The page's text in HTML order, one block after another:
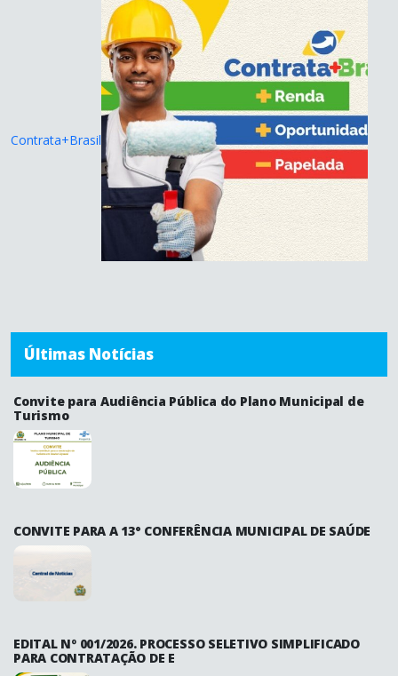
Contrata+Brasil
Últimas Notícias
Convite para Audiência Pública do Plano Municipal de
Turismo
CONVITE PARA A 13° CONFERÊNCIA MUNICIPAL DE SAÚDE
EDITAL Nº 001/2026. PROCESSO SELETIVO SIMPLIFICADO
PARA CONTRATAÇÃO DE E